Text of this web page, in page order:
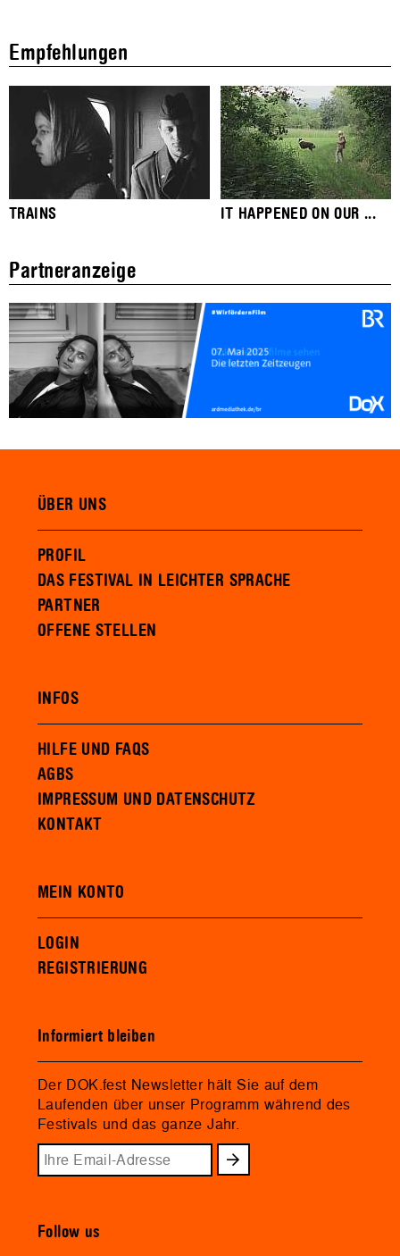
Empfehlungen
TRAINS IT HAPPENED ON OUR ...
Partneranzeige
ÜBER UNS
PROFIL
DAS FESTIVAL IN LEICHTER SPRACHE
PARTNER
OFFENE STELLEN
INFOS
HILFE UND FAQS
AGBS
IMPRESSUM UND DATENSCHUTZ
KONTAKT
MEIN KONTO
LOGIN
REGISTRIERUNG
Informiert bleiben
Der DOK.fest Newsletter hält Sie auf dem
Laufenden über unser Programm während des
Festivals und das ganze Jahr.
Follow us